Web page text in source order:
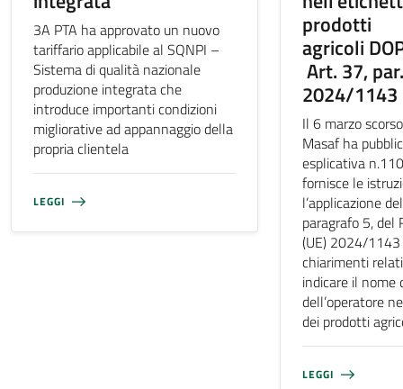
3A PTA ha approvato un nuovo
tariffario applicabile al SQNPI –
Sistema di qualità nazionale
produzione integrata che
introduce importanti condizioni
migliorative ad appannaggio della
propria clientela
LEGGI
prodotti
agricoli
Art. 37,
2024/1143
Il 6 marzo
Masaf ha
esplicativa
fornisce le
l’applicazione
paragrafo 5, del
(UE) 2024/
chiarimenti
indicare il nome
dell’operatore
dei prodotti
LEGGI